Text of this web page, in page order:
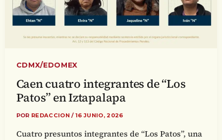
CDMX/EDOMEX
Caen cuatro integrantes de “Los
Patos” en Iztapalapa
POR REDACCION/ 16 JUNIO, 2026
Cuatro presuntos integrantes de “Los Patos”, una